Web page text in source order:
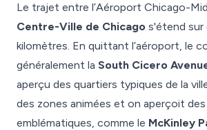
Le trajet entre l’Aéroport Chicago-
Centre-Ville de Chicago s'étend sur
kilomètres. En quittant l’aéroport, le
généralement la South Cicero
aperçu des quartiers typiques de la
des zones animées et on aperçoit
emblématiques, comme le McKinley